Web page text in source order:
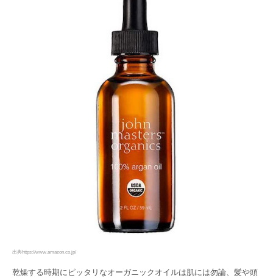
出典https://www.amazon.co.jp/
乾燥する時期にピッタリなオーガニックオイルは肌には勿論、髪や頭